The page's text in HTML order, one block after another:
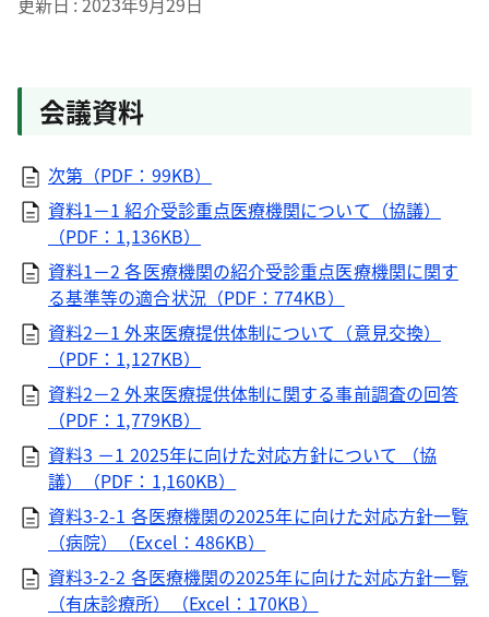
会議資料
次第（PDF：99KB）
資料1－1 紹介受診重点医療機関について（協議）
（PDF：1,136KB）
資料1－2 各医療機関の紹介受診重点医療機関に関す
る基準等の適合状況（PDF：774KB）
資料2－1 外来医療提供体制について（意見交換）
（PDF：1,127KB）
資料2－2 外来医療提供体制に関する事前調査の回答
（PDF：1,779KB）
資料3 －1 2025年に向けた対応方針について （協
議）（PDF：1,160KB）
資料3-2-1 各医療機関の2025年に向けた対応方針一覧
（病院）（Excel：486KB）
資料3-2-2 各医療機関の2025年に向けた対応方針一覧
（有床診療所）（Excel：170KB）